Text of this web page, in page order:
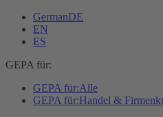
GermanDE
EN
ES
GEPA für:
GEPA für:Alle
GEPA für:Handel &